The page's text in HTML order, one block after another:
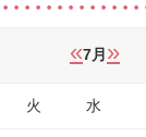
«7月 »
火 水